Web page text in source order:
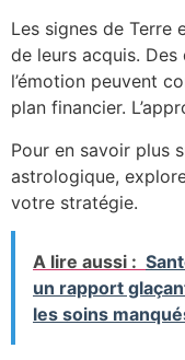
Les signes de Terre
de leurs acquis.
l’émotion peuvent
plan financier.
Pour en savoir plus
astrologique,
votre stratégie.
A lire aussi :
un rapport
les soins